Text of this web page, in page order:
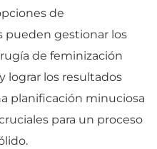
de
pueden gestionar los
de feminización
lograr los resultados
planificación minuciosa
para un proceso